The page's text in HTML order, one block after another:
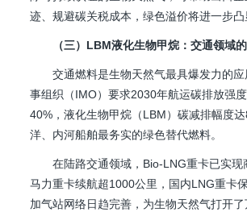
迹、规避碳关税成本，绿色溢价将进一步凸
（三）LBM液化生物甲烷：交通领域
交通燃料是生物天然气最具爆发力的
事组织（IMO）要求2030年航运碳排放强
40%，液化生物甲烷（LBM）碳减排幅度
洋、内河船舶最务实的绿色替代燃料。
在陆路交通领域，Bio-LNG重卡已实
马力重卡续航超1000公里，国内LNG重卡
加气站网络日趋完善，为生物天然气打开